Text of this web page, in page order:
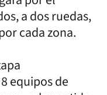
a dos ruedas,
cada zona.
equipos de